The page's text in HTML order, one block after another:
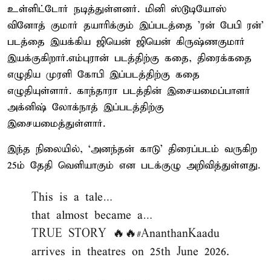
உள்ளிட்டோர் நடித்துள்ளனர். மினி ஸ்டூடியோஸ்
வினோத் குமார் தயாரிக்கும் இப்படத்தை 'ரன் பேபி ரன்'
படத்தை இயக்கிய ஜியென் ஜியென் கிருஷ்ணகுமார்
இயக்குகிறார்.எம்புரான் படத்திற்கு கதை, திரைக்கதை
எழுதிய முரளி கோபி இப்படத்திற்கு கதை
எழுதியுள்ளார். காந்தாரா படத்தின் இசையமைப்பாளர்
அக்னிஷ் லோக்நாத் இப்படத்திற்கு
இசையமைத்துள்ளார்.
இந்த நிலையில், ‘அனந்தன் காடு’ திரைப்படம் வருகிற
25ம் தேதி வெளியாகும் என படக்குழு அறிவித்துள்ளது.
This is a tale…
that almost became a…
TRUE STORY 🔥🔥#AnanthanKaadu
arrives in theatres on 25th June 2026.